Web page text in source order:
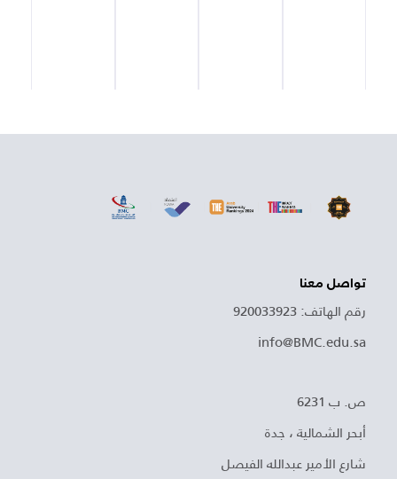
تواصل معنا
رقم الهاتف: 920033923
info@BMC.edu.sa
ص. ب 6231
أبحر الشمالية ، جدة
شارع الأمير عبدالله الفيصل